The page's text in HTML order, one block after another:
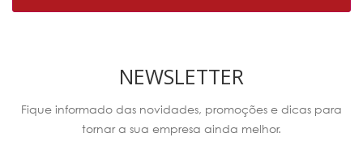
NEWSLETTER
Fique informado das novidades, promoções e dicas para
tornar a sua empresa ainda melhor.